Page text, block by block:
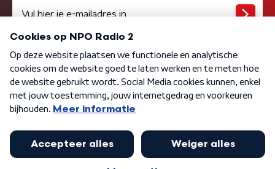
Algemene voorwaarden